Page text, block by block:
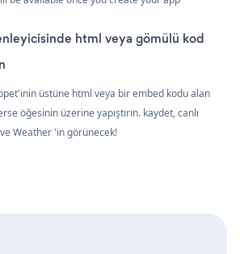
html veya gömülü kod
üstüne html veya bir embed kodu alan
öğesinin üzerine yapıştırın. kaydet, canlı
Weather 'in görünecek!